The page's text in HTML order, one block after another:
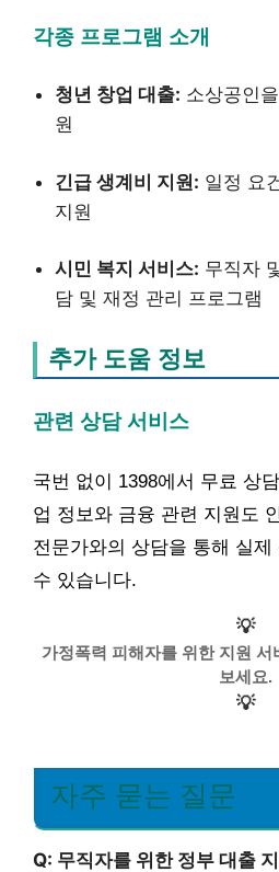
각종 프로그램 소개
청년 창업 대출: 소상공인
원
긴급 생계비 지원: 일정 요
지원
시민 복지 서비스: 무직자
담 및 재정 관리 프로그램
추가 도움 정보
관련 상담 서비스
국번 없이 1398에서 무료 상
업 정보와 금융 관련 지원도
전문가와의 상담을 통해 실
수 있습니다.
💡
가정폭력 피해자를 위한 지원
보세요.
💡
자주 묻는 질문
Q: 무직자를 위한 정부 대출